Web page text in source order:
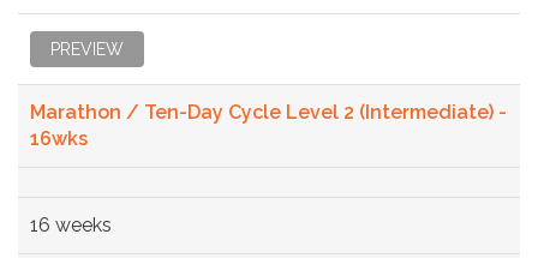
PREVIEW
Marathon / Ten-Day Cycle Level 2 (Intermediate) -
16wks
16 weeks